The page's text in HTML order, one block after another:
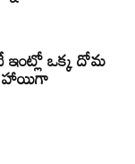
ఒక్క దోమ
హాయిగా